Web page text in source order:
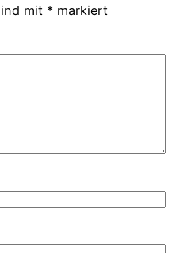
mit * markiert